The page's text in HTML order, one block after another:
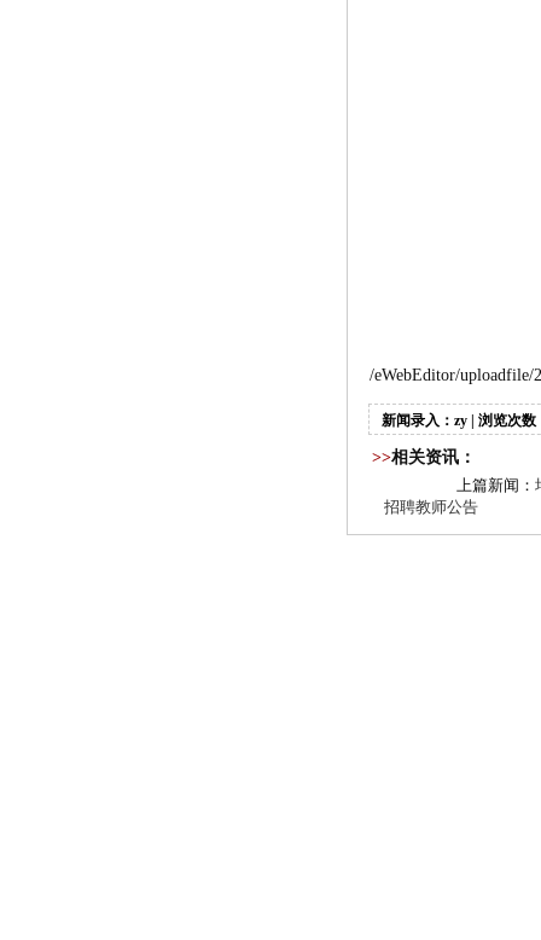
/eWebEditor/uploadfile/
新闻录入：zy | 浏览次数
>>相关资讯：
上篇新闻：
招聘教师公告